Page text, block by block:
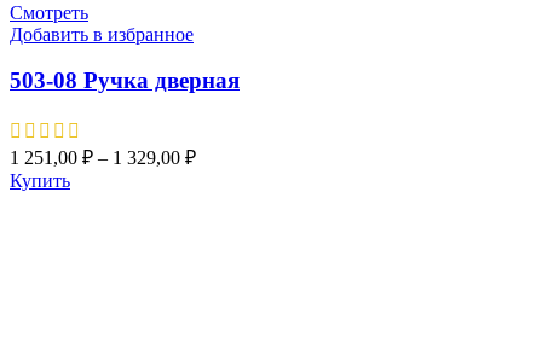
Смотреть
Добавить в избранное
503-08 Pучка дверная
1 251,00 ₽ – 1 329,00 ₽
Купить